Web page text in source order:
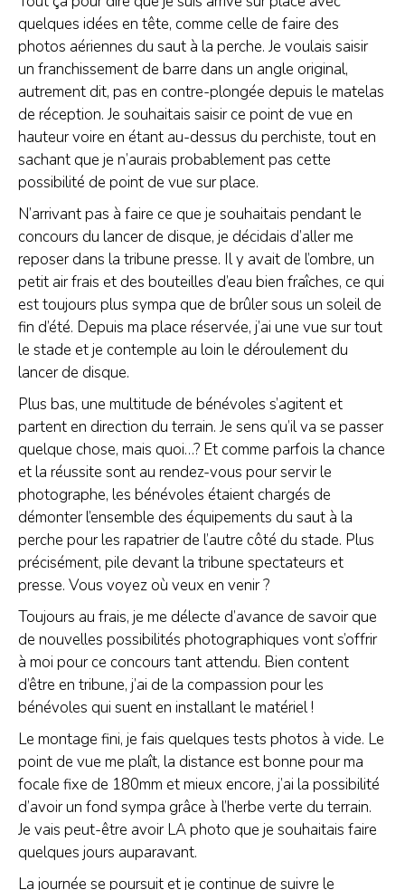
quelques idées en tête, comme celle de faire des
photos aériennes du saut à la perche. Je voulais saisir
un franchissement de barre dans un angle original,
autrement dit, pas en contre-plongée depuis le matelas
de réception. Je souhaitais saisir ce point de vue en
hauteur voire en étant au-dessus du perchiste, tout en
sachant que je n’aurais probablement pas cette
possibilité de point de vue sur place.
N’arrivant pas à faire ce que je souhaitais pendant le
concours du lancer de disque, je décidais d’aller me
reposer dans la tribune presse. Il y avait de l’ombre, un
petit air frais et des bouteilles d’eau bien fraîches, ce qui
est toujours plus sympa que de brûler sous un soleil de
fin d’été. Depuis ma place réservée, j’ai une vue sur tout
le stade et je contemple au loin le déroulement du
lancer de disque.
Plus bas, une multitude de bénévoles s’agitent et
partent en direction du terrain. Je sens qu’il va se passer
quelque chose, mais quoi…? Et comme parfois la chance
et la réussite sont au rendez-vous pour servir le
photographe, les bénévoles étaient chargés de
démonter l’ensemble des équipements du saut à la
perche pour les rapatrier de l’autre côté du stade. Plus
précisément, pile devant la tribune spectateurs et
presse. Vous voyez où veux en venir ?
Toujours au frais, je me délecte d’avance de savoir que
de nouvelles possibilités photographiques vont s’offrir
à moi pour ce concours tant attendu. Bien content
d’être en tribune, j’ai de la compassion pour les
bénévoles qui suent en installant le matériel !
Le montage fini, je fais quelques tests photos à vide. Le
point de vue me plaît, la distance est bonne pour ma
focale fixe de 180mm et mieux encore, j’ai la possibilité
d’avoir un fond sympa grâce à l’herbe verte du terrain.
Je vais peut-être avoir LA photo que je souhaitais faire
quelques jours auparavant.
La journée se poursuit et je continue de suivre le